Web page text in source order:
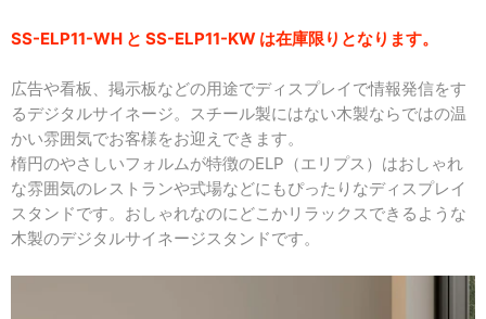
SS-ELP11-WH と SS-ELP11-KW は在庫限りとなります。
広告や看板、掲示板などの用途でディスプレイで情報発信をす
るデジタルサイネージ。スチール製にはない木製ならではの温
かい雰囲気でお客様をお迎えできます。
楕円のやさしいフォルムが特徴のELP（エリプス）はおしゃれ
な雰囲気のレストランや式場などにもぴったりなディスプレイ
スタンドです。おしゃれなのにどこかリラックスできるような
木製のデジタルサイネージスタンドです。